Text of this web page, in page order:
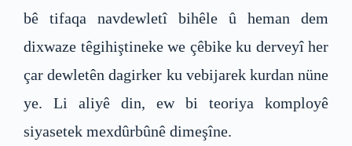
bê tifaqa navdewletî bihêle û heman dem
dixwaze têgihiştineke we çêbike ku derveyî her
çar dewletên dagirker ku vebijarek kurdan nüne
ye. Li aliyê din, ew bi teoriya komployê
siyasetek mexdûrbûnê dimeşîne.